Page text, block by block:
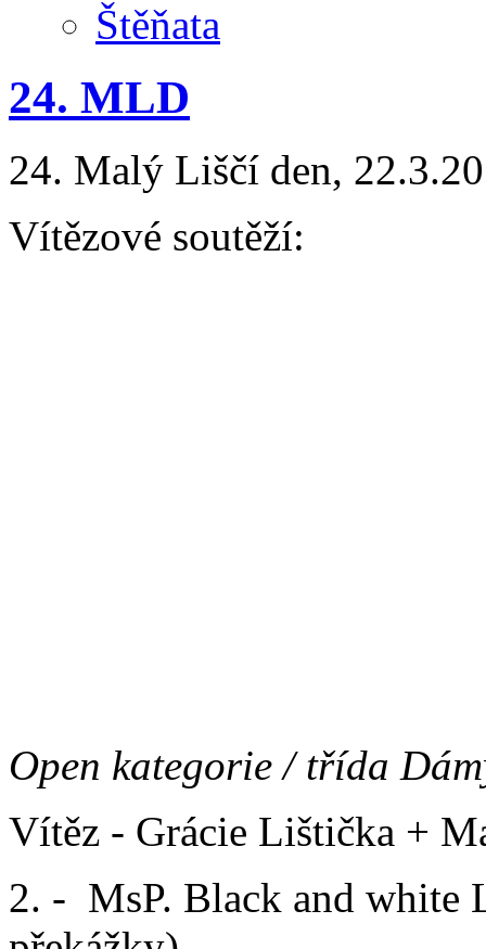
Štěňata
24. MLD
24. Malý Liščí den,
Vítězové soutěží:
Open kategorie / třída
Vítěz - Grácie Lištička +
2. - MsP. Black and white